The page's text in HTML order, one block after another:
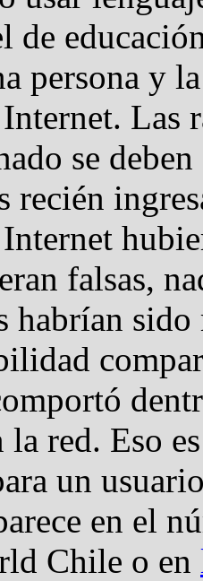
de
persona y
Las
se
recién
falsas,
habrían
la red. Eso
un
en el
Chile o en